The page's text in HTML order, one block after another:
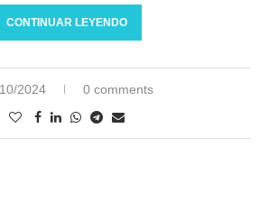
CONTINUAR LEYENDO
2024 0 comments